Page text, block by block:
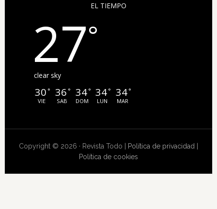
EL TIEMPO
27°
clear sky
30 °
VIE
36 °
SAB
34°
DOM
34°
LUN
34°
MAR
Copyright © 2026 · Revista Todo | Política de privacidad
Política de cookies